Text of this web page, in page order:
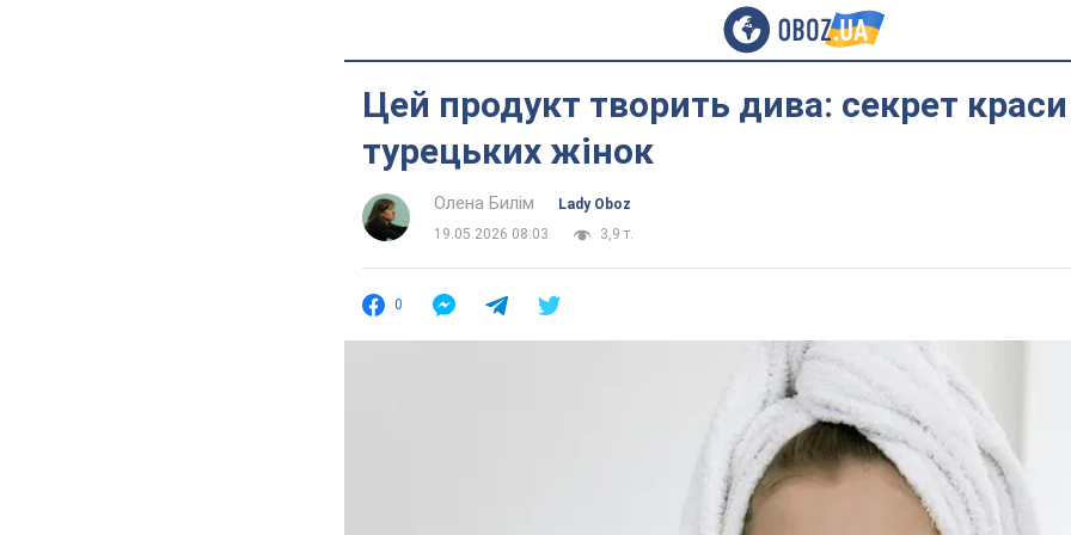
Цей продукт творить дива: секрет краси
турецьких жінок
Олена Билім
Lady Oboz
19.05.2026 08:03
3,9 т.
0